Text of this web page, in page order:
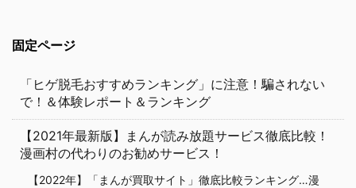
固定ページ
「ヒゲ脱毛おすすめランキング」に注意！騙されない
で！＆体験レポート＆ランキング
【2021年最新版】まんが読み放題サービス徹底比較！
漫画村の代わりのお勧めサービス！
【2022年】「まんが買取サイト」徹底比較ランキング…漫